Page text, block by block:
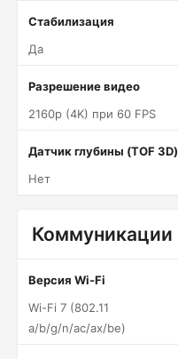
Стабилизация
Да
Разрешение видео
2160p (4K) при 60 FPS
Датчик глубины (TOF 3D)
Нет
Коммуникации
Версия Wi-Fi
Wi-Fi 7 (802.11
a/b/g/n/ac/ax/be)